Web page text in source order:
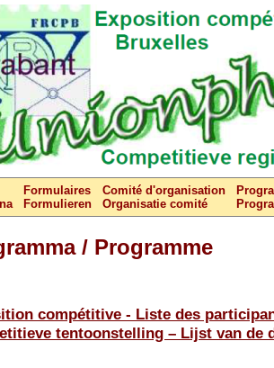
Formulaires
Formulieren
Comité d'organisation
Organisatie comité
/ Programme
compétitive - Liste des
tentoonstelling – Lijst van de